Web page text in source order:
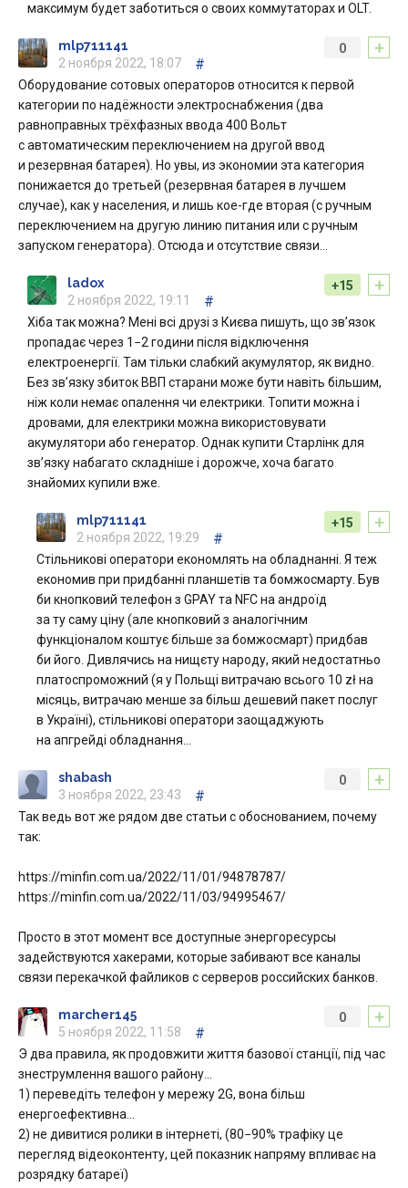
максимум будет заботиться о своих коммутаторах и OLT.
+
0
mlp711141
2 ноября 2022, 18:07
#
Оборудование сотовых операторов относится к первой
категории по надёжности электроснабжения (два
равноправных трёхфазных ввода 400 Вольт
с автоматическим переключением на другой ввод
и резервная батарея). Но увы, из экономии эта категория
понижается до третьей (резервная батарея в лучшем
случае), как у населения, и лишь кое-где вторая (с ручным
переключением на другую линию питания или с ручным
запуском генератора). Отсюда и отсутствие связи…
+
+15
ladox
2 ноября 2022, 19:11
#
Хіба так можна? Мені всі друзі з Києва пишуть, що зв’язок
пропадає через 1−2 години після відключення
електроенергії. Там тільки слабкий акумулятор, як видно.
Без зв’язку збиток ВВП старани може бути навіть більшим,
ніж коли немає опалення чи електрики. Топити можна і
дровами, для електрики можна використовувати
акумулятори або генератор. Однак купити Старлінк для
зв’язку набагато складніше і дорожче, хоча багато
знайомих купили вже.
+
+15
mlp711141
2 ноября 2022, 19:29
#
Стільникові оператори економлять на обладнанні. Я теж
економив при придбанні планшетів та бомжосмарту. Був
би кнопковий телефон з GPAY та NFC на андроїд
за ту саму ціну (але кнопковий з аналогічним
функціоналом коштує більше за бомжосмарт) придбав
би його. Дивлячись на нищєту народу, який недостатньо
платоспроможний (я у Польщі витрачаю всього 10 zł на
місяць, витрачаю менше за більш дешевий пакет послуг
в Україні), стільникові оператори заощаджують
на апгрейді обладнання…
+
0
shabash
3 ноября 2022, 23:43
#
Так ведь вот же рядом две статьи с обоснованием, почему
так:
https://minfin.com.ua/2022/11/01/94878787/
https://minfin.com.ua/2022/11/03/94995467/
Просто в этот момент все доступные энергоресурсы
задействуются хакерами, которые забивают все каналы
связи перекачкой файликов с серверов российских банков.
+
0
marcher145
5 ноября 2022, 11:58
#
Э два правила, як продовжити життя базової станції, під час
знеструмлення вашого району…
1) переведіть телефон у мережу 2G, вона більш
енергоефективна…
2) не дивитися ролики в інтернеті, (80−90% трафіку це
перегляд відеоконтенту, цей показник напряму впливає на
розрядку батареї)